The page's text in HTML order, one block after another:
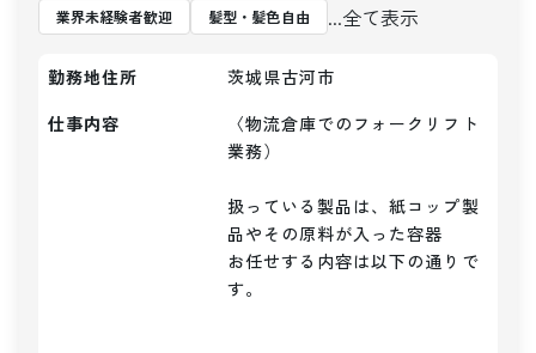
業界未経験者歓迎
髪型・髪色自由 ...全て表示
勤務地住所
茨城県古河市
仕事内容
〈物流倉庫でのフォークリフト
業務）
扱っている製品は、紙コップ製
品やその原料が入った容器
お任せする内容は以下の通りで
す。